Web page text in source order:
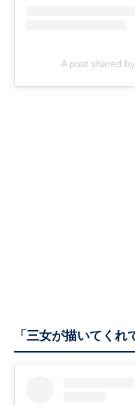
A post shared
「三女が描いてくれ